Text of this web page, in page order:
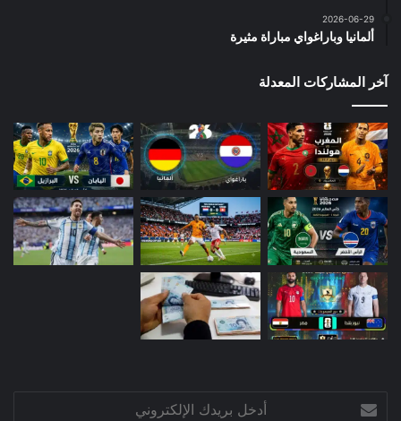
2026-06-29
ألمانيا وباراغواي مباراة مثيرة
آخر المشاركات المعدلة